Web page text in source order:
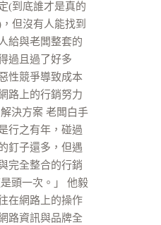
(到底誰才是真的
但沒有人能找到
給與老闆整套的
過且過了好多
性競爭導致成本
路上的行銷努力
決方案 老闆白手
行之有年，碰過
釘子還多，但遇
完全整合的行銷
頭一次。」 他毅
在網路上的操作
路資訊與品牌全